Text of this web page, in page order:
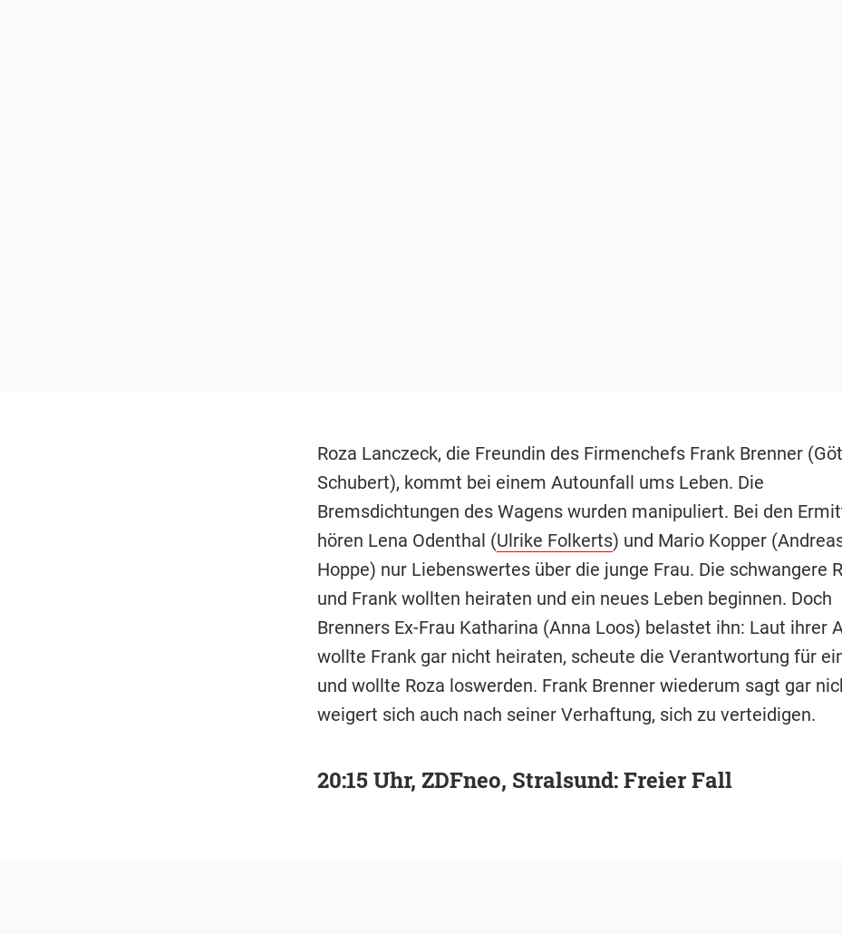
Roza Lanczeck, die Freundin des Firmenchefs Frank Brenner
Schubert), kommt bei einem Autounfall ums Leben. Die
Bremsdichtungen des Wagens wurden manipuliert. Bei den
hören Lena Odenthal (Ulrike Folkerts) und Mario Kopper
Hoppe) nur Liebenswertes über die junge Frau. Die schwangere
und Frank wollten heiraten und ein neues Leben beginnen. Doch
Brenners Ex-Frau Katharina (Anna Loos) belastet ihn: Laut ihrer
wollte Frank gar nicht heiraten, scheute die Verantwortung für
und wollte Roza loswerden. Frank Brenner wiederum sagt gar
weigert sich auch nach seiner Verhaftung, sich zu verteidigen.
20:15 Uhr, ZDFneo, Stralsund: Freier Fall